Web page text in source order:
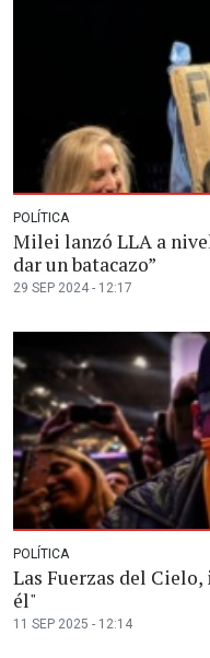
POLÍTICA
Milei lanzó LLA a
dar un batacazo”
29 SEP 2024 - 12:17
POLÍTICA
Las Fuerzas del
él"
11 SEP 2025 - 12:14